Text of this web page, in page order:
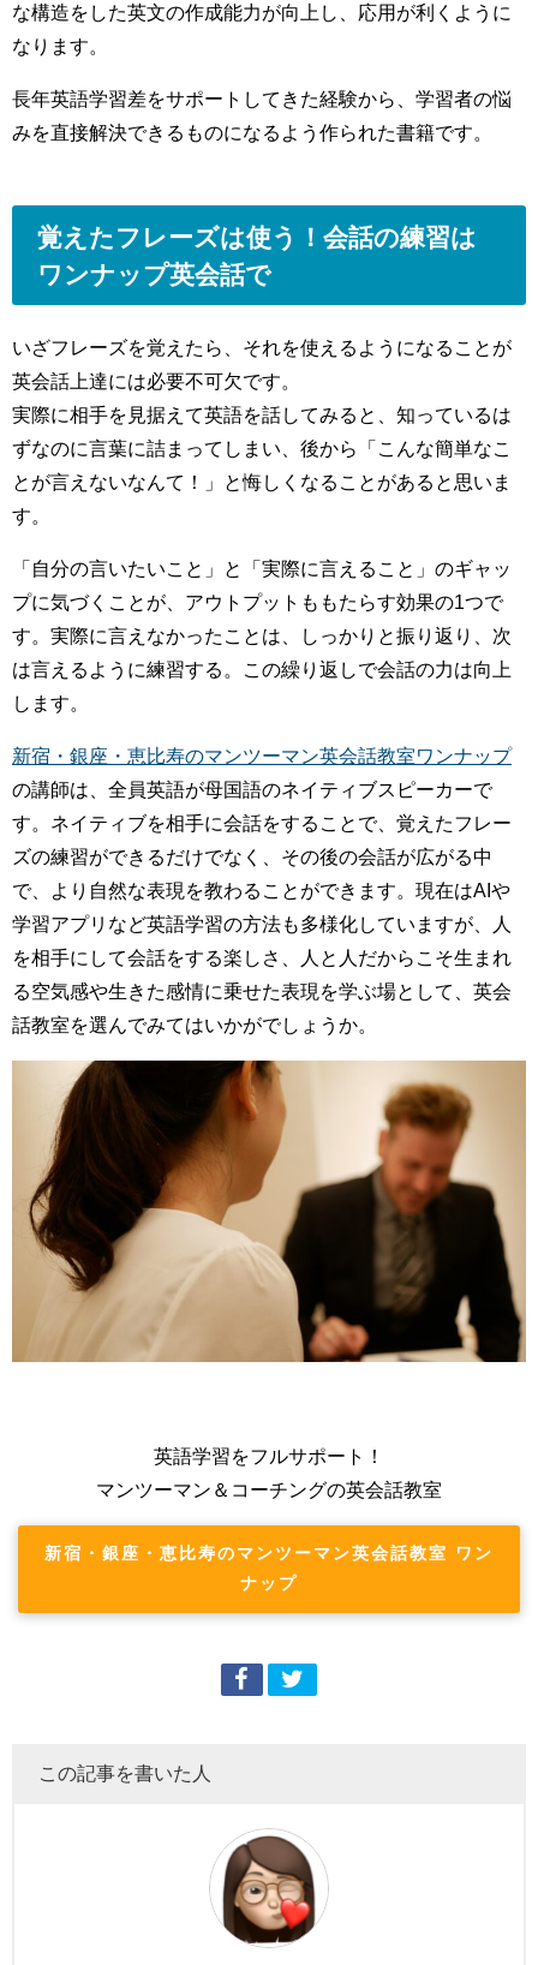
な構造をした英文の作成能力が向上し、応用が利くように
なります。
長年英語学習差をサポートしてきた経験から、学習者の悩
みを直接解決できるものになるよう作られた書籍です。
覚えたフレーズは使う！会話の練習は
ワンナップ英会話で
いざフレーズを覚えたら、それを使えるようになることが
英会話上達には必要不可欠です。
実際に相手を見据えて英語を話してみると、知っているは
ずなのに言葉に詰まってしまい、後から「こんな簡単なこ
とが言えないなんて！」と悔しくなることがあると思いま
す。
「自分の言いたいこと」と「実際に言えること」のギャッ
プに気づくことが、アウトプットももたらす効果の1つで
す。実際に言えなかったことは、しっかりと振り返り、次
は言えるように練習する。この繰り返しで会話の力は向上
します。
新宿・銀座・恵比寿のマンツーマン英会話教室ワンナップ
の講師は、全員英語が母国語のネイティブスピーカーで
す。ネイティブを相手に会話をすることで、覚えたフレー
ズの練習ができるだけでなく、その後の会話が広がる中
で、より自然な表現を教わることができます。現在はAIや
学習アプリなど英語学習の方法も多様化していますが、人
を相手にして会話をする楽しさ、人と人だからこそ生まれ
る空気感や生きた感情に乗せた表現を学ぶ場として、英会
話教室を選んでみてはいかがでしょうか。
英語学習をフルサポート！
マンツーマン＆コーチングの英会話教室
新宿・銀座・恵比寿のマンツーマン英会話教室 ワン
ナップ
この記事を書いた人